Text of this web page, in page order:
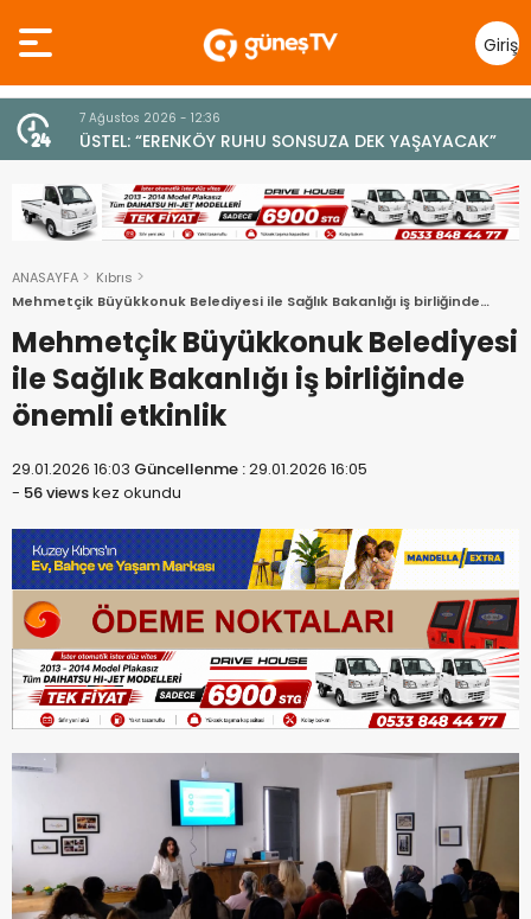
Giriş
Yap
7 Ağustos 2026 - 12:36
ÜSTEL: “ERENKÖY RUHU SONSUZA DEK YAŞAYACAK”
ANASAYFA
Kıbrıs
Mehmetçik Büyükkonuk Belediyesi ile Sağlık Bakanlığı iş birliğinde
önemli etkinlik
Mehmetçik Büyükkonuk Belediyesi
ile Sağlık Bakanlığı iş birliğinde
önemli etkinlik
29.01.2026 16:03 Güncellenme :29.01.2026 16:05
- 56 viewskez okundu